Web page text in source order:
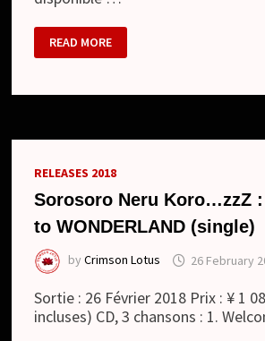
SOROSORO
NERU
KORO…
NOUVEAU
NOUVEAU
READ MORE
RELEASES 2018
Sorosoro Neru Koro…zzZ
to WONDERLAND (single)
byCrimson Lotus 26 February
Sortie : 26 Février 2018 Prix : ¥ 1
incluses) CD, 3 chansons : 1.